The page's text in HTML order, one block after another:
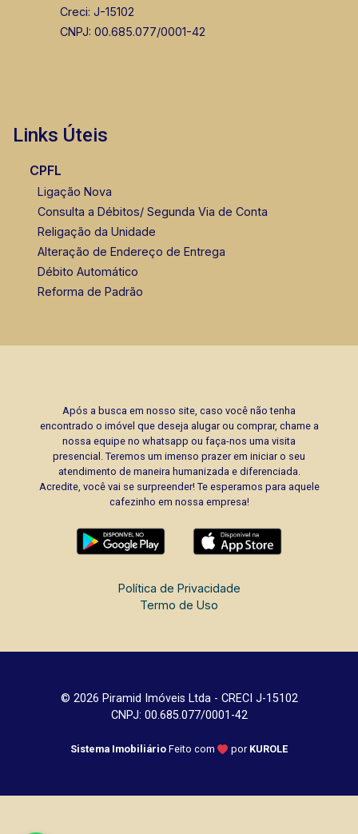
Creci: J-15102
CNPJ: 00.685.077/0001-42
Links Úteis
CPFL
Ligação Nova
Consulta a Débitos/ Segunda Via de Conta
Religação da Unidade
Alteração de Endereço de Entrega
Débito Automático
Reforma de Padrão
Após a busca em nosso site, caso você não tenha
encontrado o imóvel que deseja alugar ou comprar, chame a
nossa equipe no whatsapp ou faça-nos uma visita
presencial. Teremos um imenso prazer em iniciar o seu
atendimento de maneira humanizada e diferenciada.
Acredite, você vai se surpreender! Te esperamos para aquele
cafezinho em nossa empresa!
Política de Privacidade
Termo de Uso
© 2026 Piramid Imóveis Ltda - CRECI J-15102
CNPJ: 00.685.077/0001-42
Sistema Imobiliário Feito com por KUROLE